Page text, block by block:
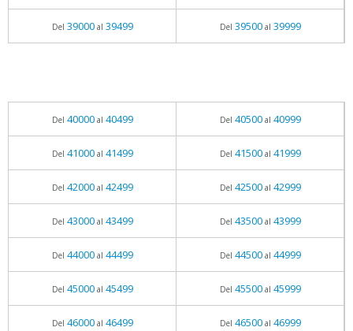
Del 39000al 39499 Del 39500al 39999
Del 40000al 40499 Del 40500al 40999
Del 41000al 41499 Del 41500al 41999
Del 42000al 42499 Del 42500al 42999
Del 43000al 43499 Del 43500al 43999
Del 44000al 44499 Del 44500al 44999
Del 45000al 45499 Del 45500al 45999
Del 46000al 46499 Del 46500al 46999